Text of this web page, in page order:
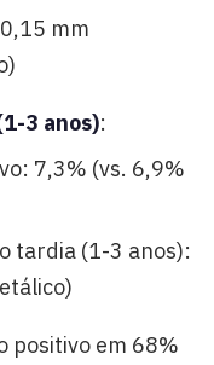
mm
3 anos):
7,3% (vs. 6,9%
tardia (1-3 anos):
positivo em 68%